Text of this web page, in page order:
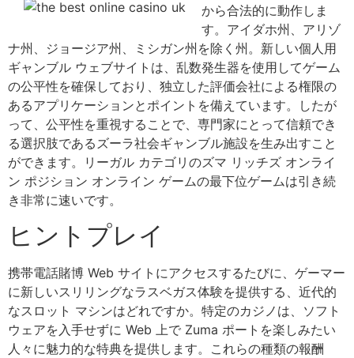
から合法的に動作しま
す。アイダホ州、アリゾ
ナ州、ジョージア州、ミシガン州を除く州。新しい個人用
ギャンブル ウェブサイトは、乱数発生器を使用してゲーム
の公平性を確保しており、独立した評価会社による権限の
あるアプリケーションとポイントを備えています。したが
って、公平性を重視することで、専門家にとって信頼でき
る選択肢であるズーラ社会ギャンブル施設を生み出すこと
ができます。リーガル カテゴリのズマ リッチズ オンライ
ン ポジション オンライン ゲームの最下位ゲームは引き続
き非常に速いです。
ヒントプレイ
携帯電話賭博 Web サイトにアクセスするたびに、ゲーマー
に新しいスリリングなラスベガス体験を提供する、近代的
なスロット マシンはどれですか。特定のカジノは、ソフト
ウェアを入手せずに Web 上で Zuma ポートを楽しみたい
人々に魅力的な特典を提供します。これらの種類の報酬